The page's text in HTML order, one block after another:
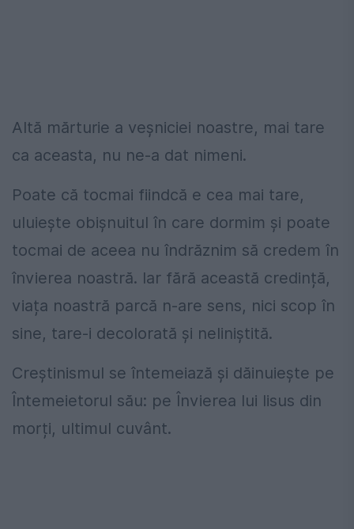
Altă mărturie a veșniciei noastre, mai tare
ca aceasta, nu ne-a dat nimeni.
Poate că tocmai fiindcă e cea mai tare,
uluiește obișnuitul în care dormim și poate
tocmai de aceea nu îndrăznim să credem în
învierea noastră. Iar fără această credință,
viața noastră parcă n-are sens, nici scop în
sine, tare-i decolorată și neliniștită.
Creștinismul se întemeiază și dăinuiește pe
Întemeietorul său: pe Învierea lui Iisus din
morți, ultimul cuvânt.